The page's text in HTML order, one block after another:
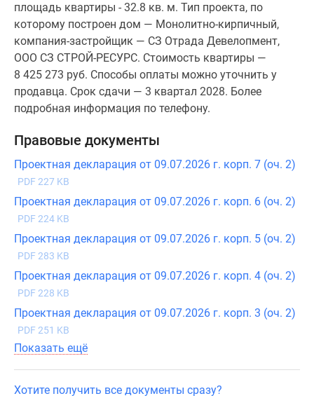
площадь квартиры - 32.8 кв. м. Тип проекта, по
которому построен дом — Монолитно-кирпичный,
компания-застройщик — СЗ Отрада Девелопмент,
ООО СЗ СТРОЙ-РЕСУРС. Стоимость квартиры —
8 425 273 руб. Способы оплаты можно уточнить у
продавца. Срок сдачи — 3 квартал 2028. Более
подробная информация по телефону.
Правовые документы
Проектная декларация от 09.07.2026 г. корп. 7 (оч. 2)
PDF 227 KB
Проектная декларация от 09.07.2026 г. корп. 6 (оч. 2)
PDF 224 KB
Проектная декларация от 09.07.2026 г. корп. 5 (оч. 2)
PDF 283 KB
Проектная декларация от 09.07.2026 г. корп. 4 (оч. 2)
PDF 228 KB
Проектная декларация от 09.07.2026 г. корп. 3 (оч. 2)
PDF 251 KB
Показать ещё
Хотите получить все документы сразу?